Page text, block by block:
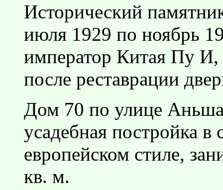
Исторический
июля 1929 по ноябрь
император Китая Пу
после реставрации
Дом 70 по улице
усадебная постройка
европейском стиле,
кв. м.